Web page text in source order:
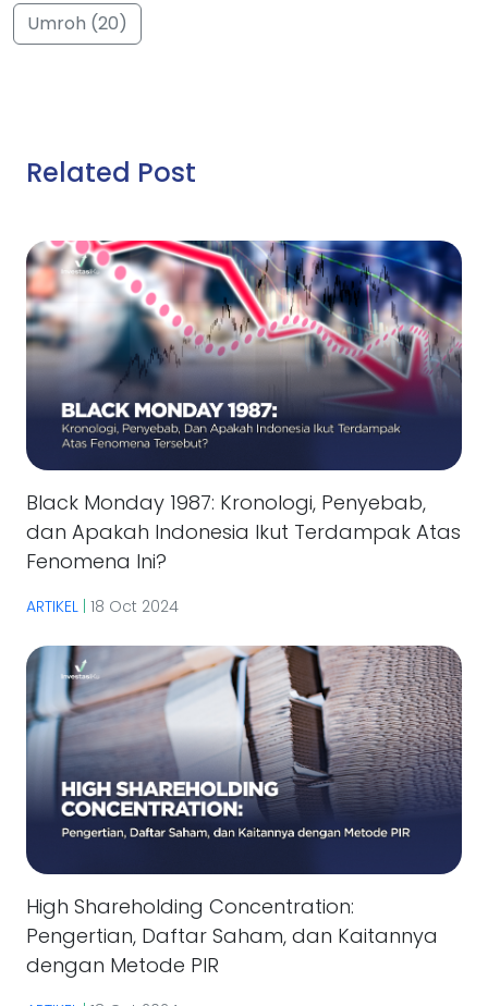
Umroh (20)
Related Post
Black Monday 1987: Kronologi, Penyebab,
dan Apakah Indonesia Ikut Terdampak Atas
Fenomena Ini?
ARTIKEL | 18 Oct 2024
High Shareholding Concentration:
Pengertian, Daftar Saham, dan Kaitannya
dengan Metode PIR